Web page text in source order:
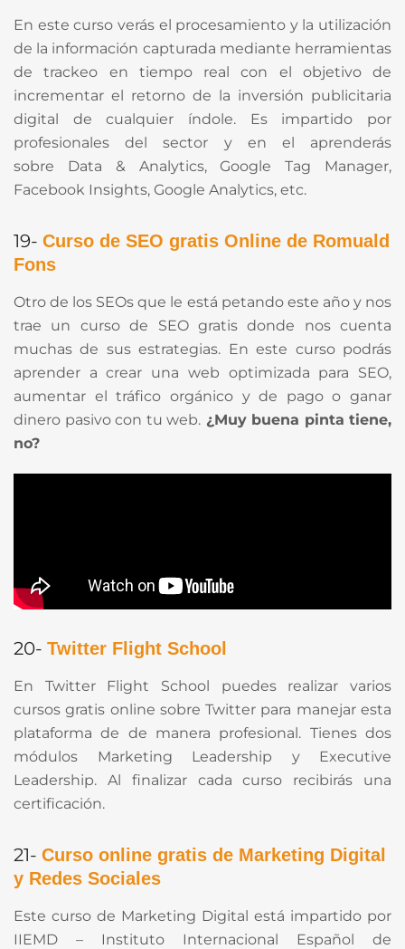
En este curso verás el procesamiento y la utilización
de la información capturada mediante herramientas
de trackeo en tiempo real con el objetivo de
incrementar el retorno de la inversión publicitaria
digital de cualquier índole. Es impartido por
profesionales del sector y en el aprenderás
sobre Data & Analytics, Google Tag Manager,
Facebook Insights, Google Analytics, etc.
19- Curso de SEO gratis Online de Romuald
Fons
Otro de los SEOs que le está petando este año y nos
trae un curso de SEO gratis donde nos cuenta
muchas de sus estrategias. En este curso podrás
aprender a crear una web optimizada para SEO,
aumentar el tráfico orgánico y de pago o ganar
dinero pasivo con tu web. ¿Muy buena pinta tiene,
no?
20- Twitter Flight School
En Twitter Flight School puedes realizar varios
cursos gratis online sobre Twitter para manejar esta
plataforma de de manera profesional. Tienes dos
módulos Marketing Leadership y Executive
Leadership. Al finalizar cada curso recibirás una
certificación.
21- Curso online gratis de Marketing Digital
y Redes Sociales
Este curso de Marketing Digital está impartido por
IIEMD – Instituto Internacional Español de